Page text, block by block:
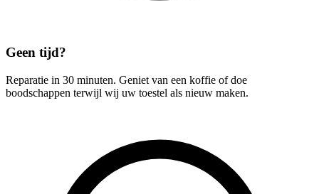
Geen tijd?
Reparatie in 30 minuten. Geniet van een koffie of doe
boodschappen terwijl wij uw toestel als nieuw maken.